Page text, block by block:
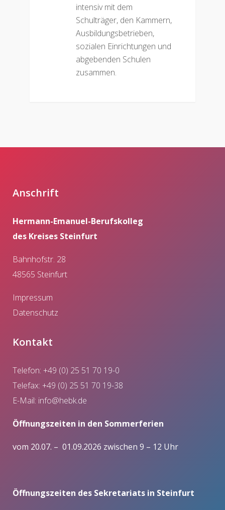
intensiv mit dem
Schulträger, den Kammern,
Ausbildungsbetrieben,
sozialen Einrichtungen und
abgebenden Schulen
zusammen.
Anschrift
Hermann-Emanuel-Berufskolleg
des Kreises Steinfurt
Bahnhofstr. 28
48565 Steinfurt
Impressum
Datenschutz
Kontakt
Telefon: +49 (0) 25 51 70 19-0
Telefax: +49 (0) 25 51 70 19-38
E-Mail: info@hebk.de
Öffnungszeiten in den Sommerferien
vom 20.07. – 01.09.2026 zwischen 9 – 12 Uhr
Öffnungszeiten des Sekretariats in Steinfurt